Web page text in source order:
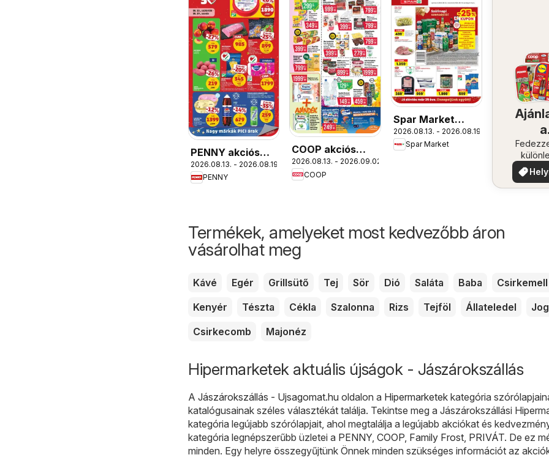
PENNY akciós
újság
2026.08.13. - 2026.08.19.
PENNY
COOP akciós
újság
2026.08.13. - 2026.09.02.
COOP
Spar Market
akciós újság
2026.08.13. - 2026.08.19.
Spar Market
a
Termékek, amelyeket most kedvezőbb áron
vásárolhat meg
Kávé Egér Grillsütő Tej Sör Dió Saláta Baba
Csirkemell
Kenyér
Tészta Cékla Szalonna Rizs Tejföl Állateledel
Csirkecomb
Majonéz
Hipermarketek aktuális újságok - Jászárokszállás
A Jászárokszállás - Ujsagomat.hu oldalon a Hipermarketek kategória
katalógusainak széles választékát találja. Tekintse meg a Jászárokszállási
kategória legújabb szórólapjait, ahol megtalálja a legújabb akciókat és
kategória legnépszerűbb üzletei a PENNY, COOP Family Frost PRIVÁT. De ez
minden. Egy helyre összegyűjtünk Önnek minden szükséges információt az